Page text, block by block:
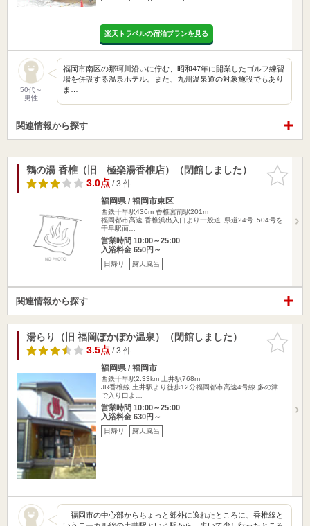
楽天トラベルの宿泊プランを見る
50代～
男性
福岡市南区の那珂川沿いに佇む、昭和47年に開業したゴルフ練習
場を併設する温泉ホテル。また、九州温泉道の対象施設でもあり
ま…
関連情報から探す
お気に入
りに追加
鶴の湯 香椎（旧 極楽湯香椎店）（閉館しました）
3.0点/ 3 件
福岡県 / 福岡市東区
西鉄千早駅436m 香椎宮前駅201m
福岡都市高速 香椎浜出入口より一般道･県道24号･504号を
千早駅面…
営業時間 10:00～25:00
入浴料金 650円～
日帰り 露天風呂
関連情報から探す
お気に入
りに追加
湯らり（旧 福岡ぽかぽか温泉）（閉館しました）
3.5点/ 3 件
福岡県 / 福岡市
西鉄千早駅2.33km 土井駅768m
JR香椎線 土井駅より徒歩12分福岡都市高速4号線 多の津
で入り口よ…
営業時間 10:00～25:00
入浴料金 630円～
日帰り 露天風呂
福岡市の中心部からちょっと郊外に逸れたところに、香椎線と